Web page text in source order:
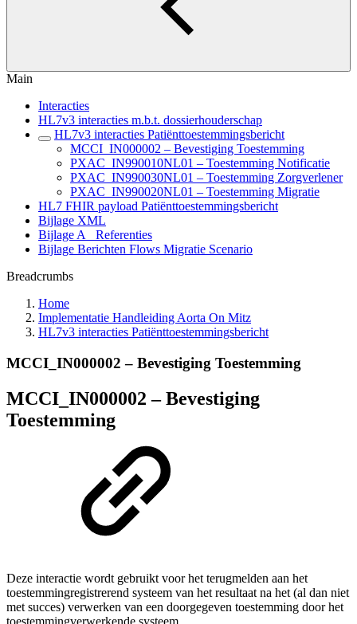
Main
Interacties
HL7v3 interacties m.b.t. dossierhouderschap
HL7v3 interacties Patiënttoestemmingsbericht
MCCI_IN000002 – Bevestiging Toestemming
PXAC_IN990010NL01 – Toestemming Notificatie
PXAC_IN990030NL01 – Toestemming Zorgverlener
PXAC_IN990020NL01 – Toestemming Migratie
HL7 FHIR payload Patiënttoestemmingsbericht
Bijlage XML
Bijlage A_ Referenties
Bijlage Berichten Flows Migratie Scenario
Breadcrumbs
Home
Implementatie Handleiding Aorta On Mitz
HL7v3 interacties Patiënttoestemmingsbericht
MCCI_IN000002 – Bevestiging Toestemming
MCCI_IN000002 – Bevestiging
Toestemming
Deze interactie wordt gebruikt voor het terugmelden aan het
toestemmingregistrerend systeem van het resultaat na het (al dan niet
met succes) verwerken van een doorgegeven toestemming door het
toestemmingverwerkende systeem.